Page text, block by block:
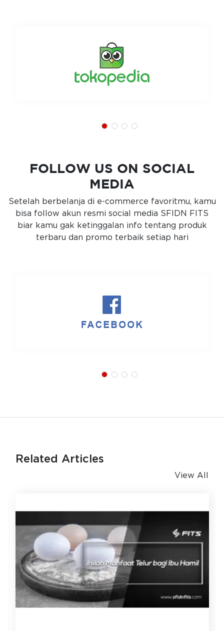
FOLLOW US ON SOCIAL
MEDIA
Setelah berbelanja di e-commerce favoritmu, kamu
bisa follow akun resmi social media SFIDN FITS
biar kamu gak ketinggalan info tentang produk
terbaru dan promo terbaik setiap hari
Related Articles
View All